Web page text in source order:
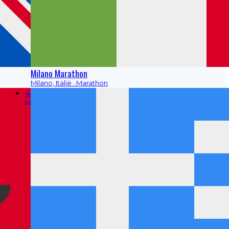
Milano Marathon
Milano, Italië · Marathon
4
zo